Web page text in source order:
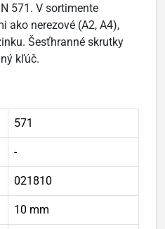
571. V sortimente
ako nerezové (A2, A4),
Šesťhranné skrutky
kľúč.
571
-
021810
10 mm